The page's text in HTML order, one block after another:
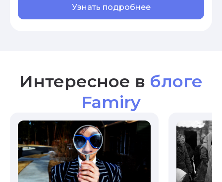
Узнать подробнее
Интересное в блоге
Famiry